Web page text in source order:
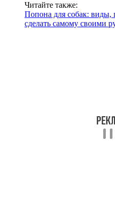
Читайте также:
Попона для собак: виды,
сделать самому своими